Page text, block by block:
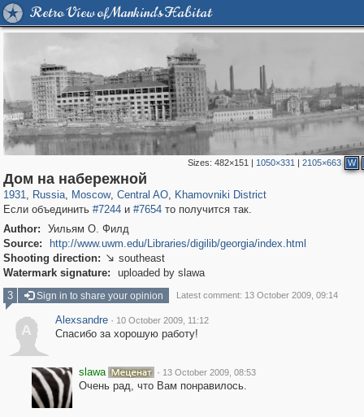
Retro View of Mankind's Habitat
Sizes:482×151 | 1050×331 |2105×663 W
Дом на набережной
1931, Russia
1,407,268 29,248
, Moscow
319,878 8,286
, Central AO
160,021 5,916
, Khamovniki District
Если объединить #7244и #7654то получится так.
Author:
Уильям О. Филд
Source:
http://www.uwm.edu/Libraries/digilib/georgia/index.html
Shooting direction:  southeast
Watermark signature:
uploaded by slawa
3
Sign in to share your opinion Latest comment: 13 October 2009, 09:14
A
Alexsandre · 10 October 2009, 11:12
Спасибо за хорошую работу!
slawa · 13 October 2009, 08:53
Очень рад, что Вам понравилось.